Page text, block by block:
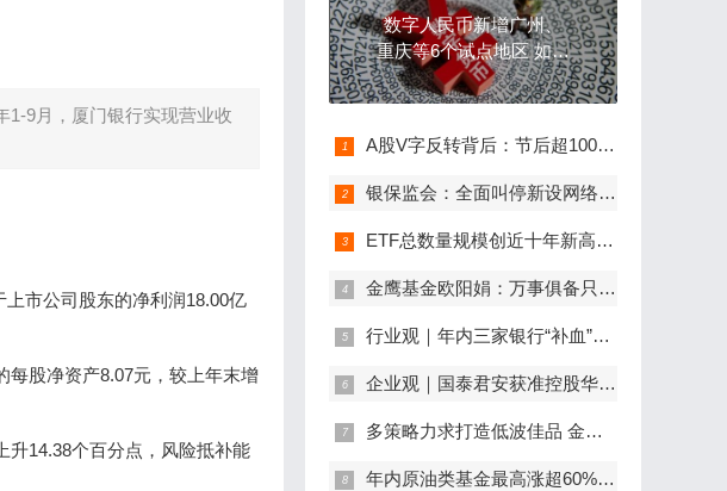
1-9月，厦门银行实现营业收
市公司股东的净利润18.00亿
每股净资产8.07元，较上年末增
升14.38个百分点，风险抵补能
数字人民币新增广州、
重庆等6个试点地区 如何
破解发展新问题？
A股V字反转背后：节后超100亿资金流入ETF
银保监会：全面叫停新设网络小额贷款从业机构 业内：网络小贷要以合规为本，服务实体经济
ETF总数量规模创近十年新高！年内新发超1200亿元
金鹰基金欧阳娟：万事俱备只欠东风 医药板块投资价值值得期待
行业观｜年内三家银行“补血”270亿 商业银行可转债发行成潮
企业观｜国泰君安获准控股华安基金 新规出台后首家一控一牌券商
多策略力求打造低波佳品 金鹰年年邮享一年持有期债券基金或为震荡市理财优选
年内原油类基金最高涨超60%，后续怎么走